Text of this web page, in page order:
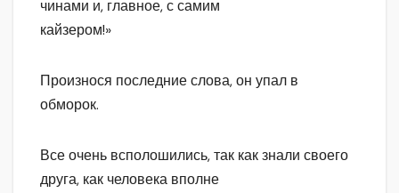
чинами и, главное, с самим
кайзером!»
Произнося последние слова, он упал в
обморок.
Все очень всполошились, так как знали своего
друга, как человека вполне